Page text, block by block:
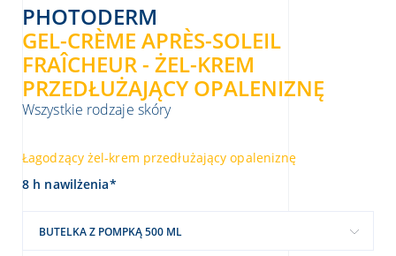
PHOTODERM
GEL-CRÈME APRÈS-SOLEIL
FRAÎCHEUR - ŻEL-KREM
PRZEDŁUŻAJĄCY OPALENIZNĘ
Wszystkie rodzaje skóry
Łagodzący żel-krem przedłużający opaleniznę
8 h nawilżenia*
BUTELKA Z POMPKĄ 500 ML